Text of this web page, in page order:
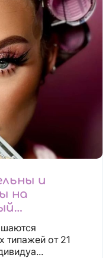
и
на
уже нашли,
от 21